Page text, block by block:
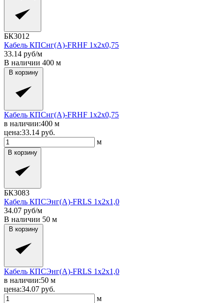
БК3012
Кабель КПСнг(A)-FRHF 1x2x0,75
33.14 руб/м
В наличии 400 м
В корзину
Кабель КПСнг(A)-FRHF 1x2x0,75
в наличии:400 м
цена:33.14 руб.
м
В корзину
БК3083
Кабель КПСЭнг(A)-FRLS 1x2x1,0
34.07 руб/м
В наличии 50 м
В корзину
Кабель КПСЭнг(A)-FRLS 1x2x1,0
в наличии:50 м
цена:34.07 руб.
м